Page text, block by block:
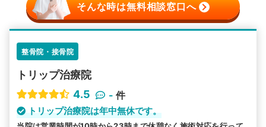
そんな時は無料相談窓口へ
整骨院・接骨院
トリップ治療院
4.5
- 件
トリップ治療院は年中無休です。